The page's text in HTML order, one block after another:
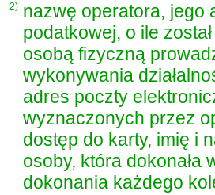
2) nazwę operatora, jego
podatkowej, o ile
osobą fizyczną
wykonywania
adres poczty
wyznaczonych przez
dostęp do karty, imię i
osoby, która dokonała
dokonania każdego